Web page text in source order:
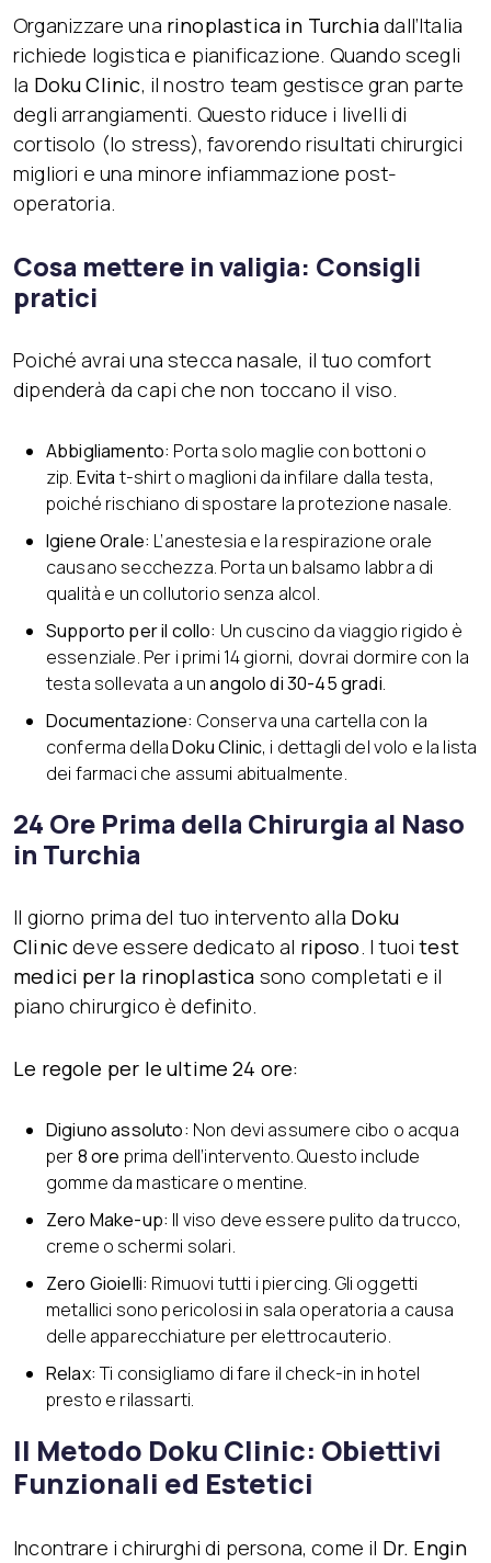
Organizzare una rinoplastica in Turchiadall’Italia
richiede logistica e pianificazione. Quando scegli
la Doku Clinic, il nostro team gestisce gran parte
degli arrangiamenti. Questo riduce i livelli di
cortisolo (lo stress), favorendo risultati chirurgici
migliori e una minore infiammazione post-
operatoria.
Cosa mettere in valigia: Consigli
pratici
Poiché avrai una stecca nasale, il tuo comfort
dipenderà da capi che non toccano il viso.
Abbigliamento: Porta solo maglie con bottoni o
zip. Evita t-shirt o maglioni da infilare dalla testa,
poiché rischiano di spostare la protezione nasale.
Igiene Orale: L’anestesia e la respirazione orale
causano secchezza. Porta un balsamo labbra di
qualità e un collutorio senza alcol.
Supporto per il collo: Un cuscino da viaggio rigido è
essenziale. Per i primi 14 giorni, dovrai dormire con la
testa sollevata a unangolo di 30-45 gradi.
Documentazione: Conserva una cartella con la
conferma dellaDoku Clinic, i dettagli del volo e la lista
dei farmaci che assumi abitualmente.
24 Ore Prima della Chirurgia al Naso
in Turchia
Il giorno prima del tuo intervento alla Doku
Clinicdeve essere dedicato al riposo. I tuoitest
medici per la rinoplastica sono completati e il
piano chirurgico è definito.
Le regole per le ultime 24 ore:
Digiuno assoluto: Non devi assumere cibo o acqua
per8 ore prima dell’intervento. Questo include
gomme da masticare o mentine.
Zero Make-up: Il viso deve essere pulito da trucco,
creme o schermi solari.
Zero Gioielli: Rimuovi tutti i piercing. Gli oggetti
metallici sono pericolosi in sala operatoria a causa
delle apparecchiature per elettrocauterio.
Relax:Ti consigliamo di fare il check-in in hotel
presto e rilassarti.
Il Metodo Doku Clinic: Obiettivi
Funzionali ed Estetici
Incontrare i chirurghi di persona, come il Dr. Engin